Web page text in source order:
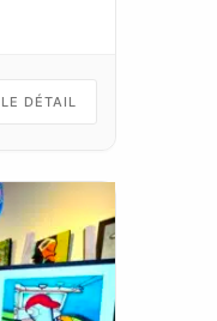
d’art
DÉTAIL